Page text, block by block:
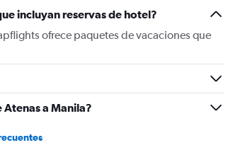
axis
displaying
values.
0
1500.
incluyan reservas de hotel?
ofrece paquetes de vacaciones que
Atenas a Manila?